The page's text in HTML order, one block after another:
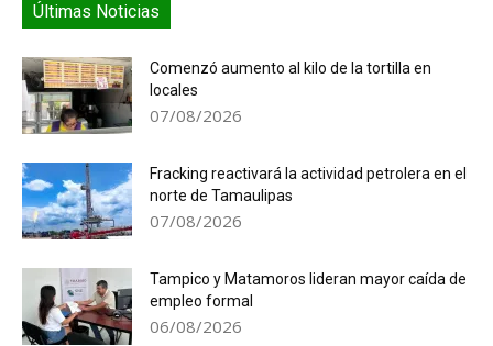
Últimas Noticias
Comenzó aumento al kilo de la tortilla en
locales
07/08/2026
Fracking reactivará la actividad petrolera en el
norte de Tamaulipas
07/08/2026
Tampico y Matamoros lideran mayor caída de
empleo formal
06/08/2026